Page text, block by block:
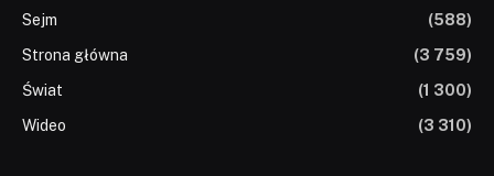
Sejm
(588)
Strona główna
(3 759)
Świat
(1 300)
Wideo
(3 310)